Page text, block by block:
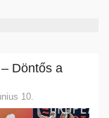
Döntős a
10.